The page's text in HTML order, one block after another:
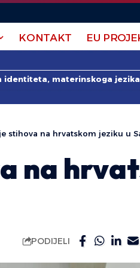
KONTAKT EU
materinskoga
stihova na hrvatskom jeziku u
na
PODIJELI